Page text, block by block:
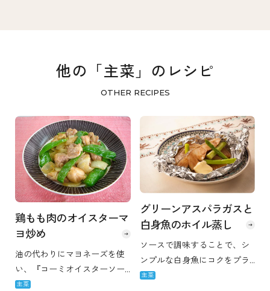
他の「主菜」のレシピ
OTHER RECIPES
鶏もも肉のオイスターマ
ヨ炒め
油の代わりにマヨネーズを使
い、『コーミオイスターソー
ス』で仕上げる、素材の持ち
主菜
グリーンアスパラガスと
白身魚のホイル蒸し
ソースで調味することで、シ
ンプルな白身魚にコクをプラ
ス。そしてホイル蒸し焼きし
主菜